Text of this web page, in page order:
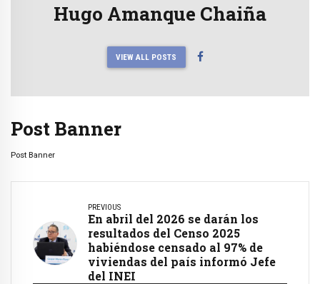
Hugo Amanque Chaiña
VIEW ALL POSTS
Post Banner
Post Banner
PREVIOUS
En abril del 2026 se darán los
resultados del Censo 2025
habiéndose censado al 97% de
viviendas del país informó Jefe
del INEI